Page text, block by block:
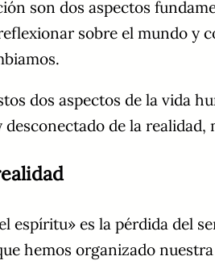
son dos aspectos
sobre el mundo y
dos aspectos de la vida
de la
espíritu» es la pérdida del
hemos organizado